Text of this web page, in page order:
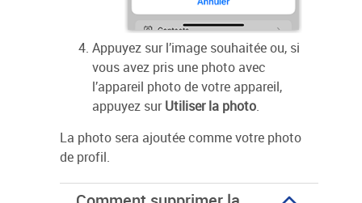
Appuyez sur l’image souhaitée ou, si
vous avez pris une photo avec
l’appareil photo de votre appareil,
appuyez surUtiliser la photo.
La photo sera ajoutée comme votre photo
de profil.